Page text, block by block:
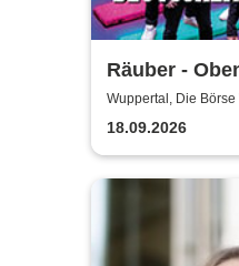
Räuber -
Rechts
Wuppertal, Die Börse
18.09.2026